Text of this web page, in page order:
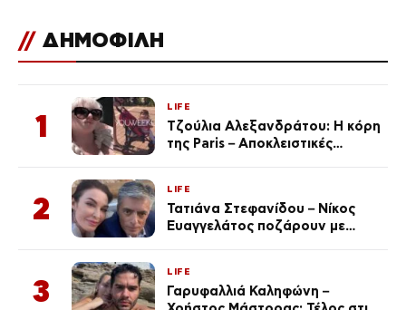
// ΔΗΜΟΦΙΛΗ
1
LIFE
Τζούλια Αλεξανδράτου: Η κόρη
της Paris – Αποκλειστικές
2
LIFE
Τατιάνα Στεφανίδου – Νίκος
Ευαγγελάτος ποζάρουν με
3
LIFE
Γαρυφαλλιά Καληφώνη –